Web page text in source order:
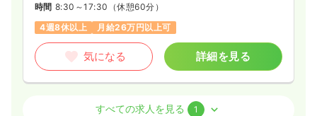
時間 8:30～17:30 （休憩60分）
4週8休以上
月給26万円以上可
気になる 詳細を見る
介護・福祉系正・准看護師
すべての求人を見る 1